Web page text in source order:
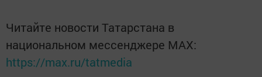
Читайте новости Татарстана в
национальном мессенджере MАХ:
https://max.ru/tatmedia